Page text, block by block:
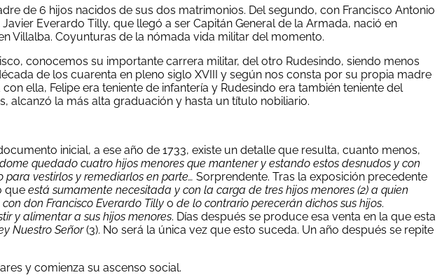
de 6 hijos nacidos de sus dos matrimonios. Del segundo, con Francisco Antonio
Everardo Tilly, que llegó a ser Capitán General de la Armada, nació en
Villalba. Coyunturas de la nómada vida militar del momento.
conocemos su importante carrera militar, del otro Rudesindo, siendo menos
de los cuarenta en pleno siglo XVIII y según nos consta por su propia madre
ella, Felipe era teniente de infantería y Rudesindo era también teniente del
alcanzó la más alta graduación y hasta un título nobiliario.
inicial, a ese año de 1733, existe un detalle que resulta, cuanto menos,
quedado cuatro hijos menores que mantener y estando estos desnudos y con
vestirlos y remediarlos en parte… Sorprendente. Tras la exposición precedente
que está sumamente necesitada y con la carga de tres hijos menores (2) a quien
don Francisco Everardo Tilly o de lo contrario perecerán dichos sus hijos.
y alimentar a sus hijos menores. Días después se produce esa venta en la que esta
Nuestro Señor(3). No será la única vez que esto suceda. Un año después se repite
y comienza su ascenso social.